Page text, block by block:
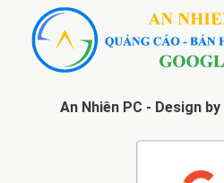
An Nhiên PC - Design by